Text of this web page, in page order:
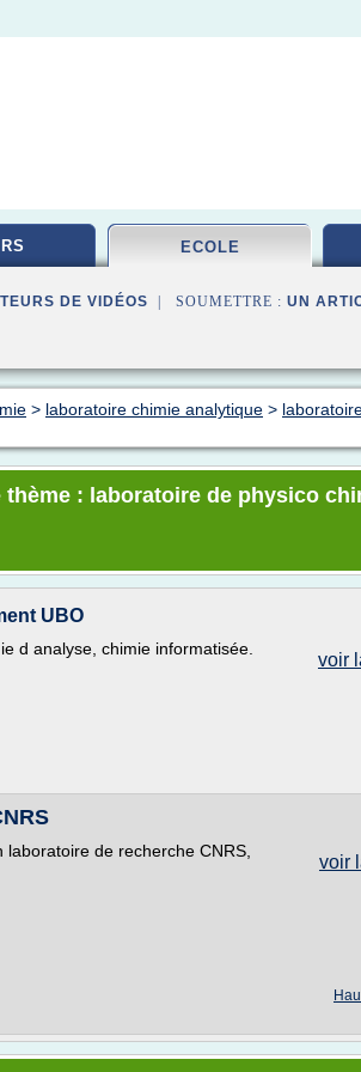
ECOLE
DE VIDÉOS | SOUMETTRE : UN
> laboratoire chimie analytique >
: laboratoire de physico
UBO
voir
d analyse, chimie informatisée.
voir
de recherche CNRS,